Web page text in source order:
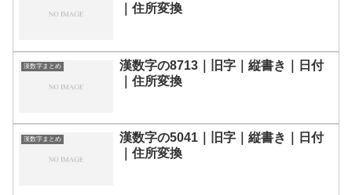
｜住所変換
漢数字まとめ
漢数字の8713｜旧字｜縦書き｜日付
｜住所変換
漢数字まとめ
漢数字の5041｜旧字｜縦書き｜日付
｜住所変換